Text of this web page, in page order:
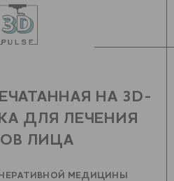
НА 3D-
ДЛЯ ЛЕЧЕНИЯ
ЛИЦА
МЕДИЦИНЫ